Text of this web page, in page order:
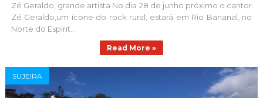
Zé Geraldo, grande artista No dia 28 de junho próximo o cantor
Zé Geraldo,um ícone do rock rural, estará em Rio Bananal, no
Norte do Espírit...
Read More »
SUJEIRA